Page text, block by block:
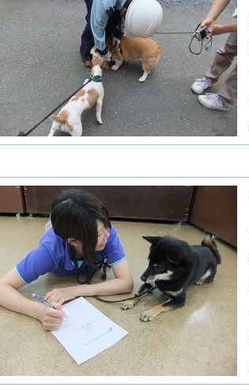
月
月
２０年／１
２０１９年／１
２月
２０１９年／１
１月
９年／７
２０１９年／６
月
２０１９年／５
月
１９年／１
２０１８年／１
２月
２０１８年／１
１月
１８年／７
２０１８年／６
２０１８年／５
１８年／１
２０１７年／１
２月
２０１７年／１
１月
１７年／７
２０１７年／６
２０１７年／５
月
１７年／１
２０１６年／１
２月
２０１６年／１
１月
１６年／７
２０１６年／６
月
２０１６年／５
月
１６年／１
２０１５年／１
２０１５年／１
１月
５年／７
２０１５年／６
月
２０１５年／５
月